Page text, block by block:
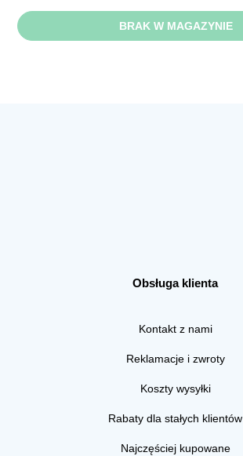
BRAK W MAGAZYNIE
Obsługa klienta
Kontakt z nami
Reklamacje i zwroty
Koszty wysyłki
Rabaty dla stałych klientów
Najczęściej kupowane